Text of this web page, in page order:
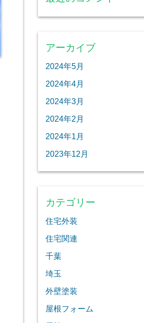
アーカイブ
2024年5月
2024年4月
2024年3月
2024年2月
2024年1月
2023年12月
カテゴリー
住宅外装
住宅関連
千葉
埼玉
外壁塗装
屋根フォーム